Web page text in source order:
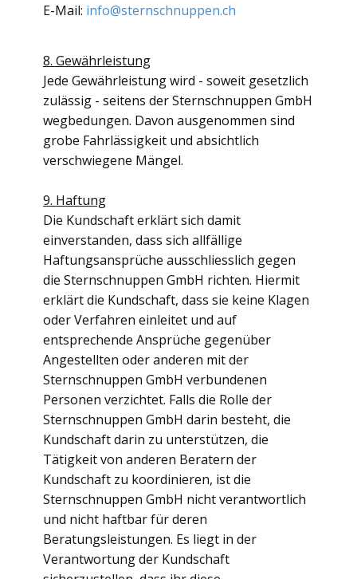
E-Mail: info@sternschnuppen.ch
8. Gewährleistung
Jede Gewährleistung wird - soweit gesetzlich
zulässig - seitens der Sternschnuppen GmbH
wegbedungen. Davon ausgenommen sind
grobe Fahrlässigkeit und absichtlich
verschwiegene Mängel.
9. Haftung
Die Kundschaft erklärt sich damit
einverstanden, dass sich allfällige
Haftungsansprüche ausschliesslich gegen
die Sternschnuppen GmbH richten. Hiermit
erklärt die Kundschaft, dass sie keine Klagen
oder Verfahren einleitet und auf
entsprechende Ansprüche gegenüber
Angestellten oder anderen mit der
Sternschnuppen GmbH verbundenen
Personen verzichtet. Falls die Rolle der
Sternschnuppen GmbH darin besteht, die
Kundschaft darin zu unterstützen, die
Tätigkeit von anderen Beratern der
Kundschaft zu koordinieren, ist die
Sternschnuppen GmbH nicht verantwortlich
und nicht haftbar für deren
Beratungsleistungen. Es liegt in der
Verantwortung der Kundschaft